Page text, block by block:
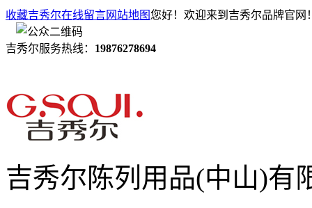
收藏吉秀尔在线留言网站地图您好！欢迎来到吉秀尔品牌官网
吉秀尔服务热线： 19876278694
吉秀尔陈列用品(中山)有